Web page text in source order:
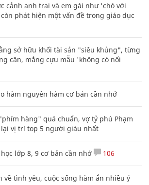
cảnh anh trai và em gái như 'chó với
phát hiện một vấn đề trong giáo dục
sở hữu khối tài sản "siêu khủng", từng
cân, mắng cựu mẫu 'không có nổi
hàm nguyên hàm cơ bản cần nhớ
hàng" quá chuẩn, vợ tỷ phú Phạm
vị trí top 5 người giàu nhất
lớp 8, 9 cơ bản cần nhớ 106
về tình yêu, cuộc sống hàm ẩn nhiều ý